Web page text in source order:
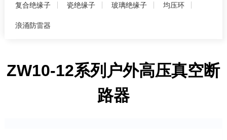
复合绝缘子 瓷绝缘子 玻璃绝缘子 均压环
浪涌防雷器
ZW10-12系列户外高压真空断
路器